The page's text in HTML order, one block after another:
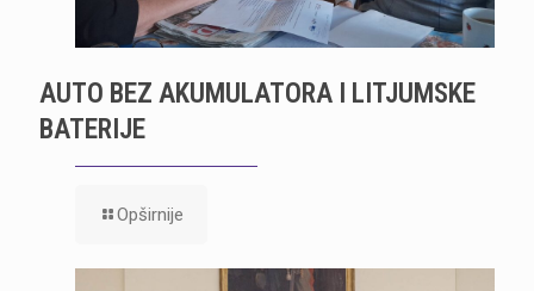
AUTO BEZ AKUMULATORA I LITJUMSKE
BATERIJE
Opširnije